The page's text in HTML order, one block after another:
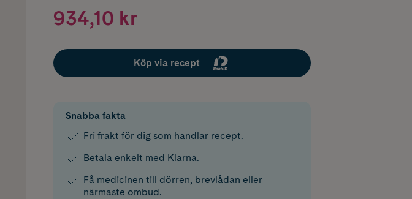
934,10 kr
Köp via recept
Snabba fakta
Fri frakt för dig som handlar recept.
Betala enkelt med Klarna.
Få medicinen till dörren, brevlådan eller
närmaste ombud.